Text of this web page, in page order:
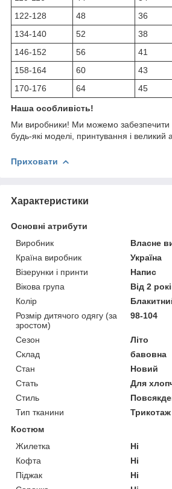
122-128
48 36
134-140
52 38
146-152
56 41
158-164
60 43
170-176
64 45
Наша особливість!
Ми виробники! Ми можемо забезпечити
будь-які моделі, принтування і великий
Приховати
Характеристики
Основні атрибути
Виробник
Власне
Країна виробник
Україна
Візерунки і принти
Напис
Вікова група
Від 2
Колір
Розмір дитячого одягу (за
зростом)
98-104
Сезон
Літо
Склад
бавовна
Стан
Новий
Стать
Для
Стиль
Тип тканини
Трикотаж
Костюм
Жилетка
Ні
Кофта
Ні
Піджак
Ні